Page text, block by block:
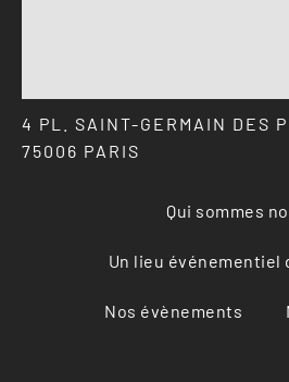
4 PL. SAINT-GERMAIN DES
75006 PARIS
Qui sommes
Un lieu événementiel
Nos évènements